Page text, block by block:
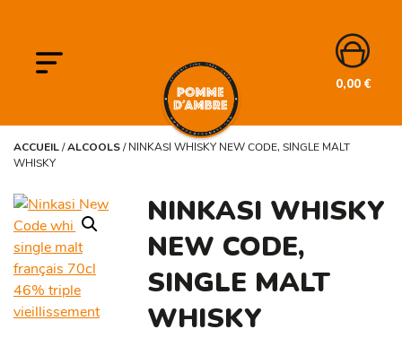
0,00 €
ACCUEIL/ALCOOLS/NINKASI WHISKY NEW CODE, SINGLE MALT
WHISKY
NINKASI WHISKY
NEW CODE,
SINGLE MALT
WHISKY